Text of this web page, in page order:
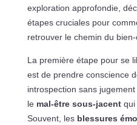
exploration approfondie,
étapes cruciales pour
retrouver le chemin du bien-
La première étape pour se
est de prendre conscience
introspection sans
le mal-être sous-jacentqui
Souvent, les blessures